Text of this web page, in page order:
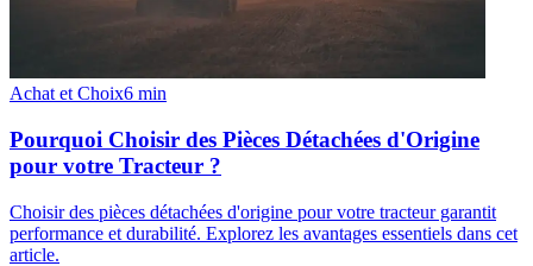
Achat et Choix6 min
Pourquoi Choisir des Pièces Détachées d'Origine
pour votre Tracteur ?
Choisir des pièces détachées d'origine pour votre tracteur garantit
performance et durabilité. Explorez les avantages essentiels dans cet
article.